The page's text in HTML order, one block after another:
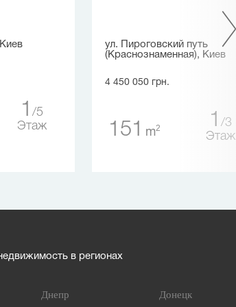
1
5
Этаж
ул. Пироговский путь
(Краснознаменная), Киев
4 450 050 грн.
151 m2 1
3
Этаж
в регионах
Днепр
Донецк